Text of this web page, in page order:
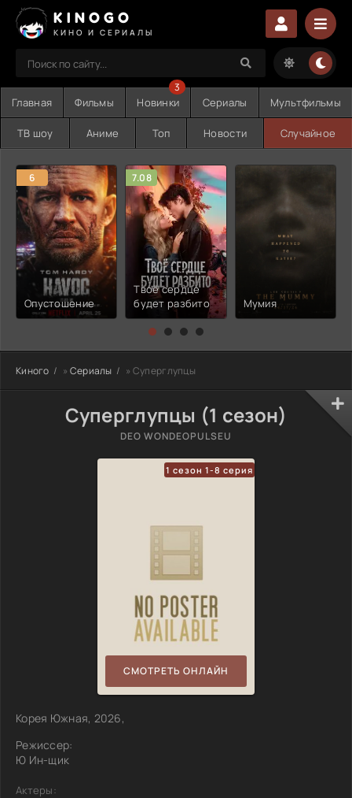
KINOGO
КИНО И СЕРИАЛЫ
Главная Фильмы Новинки
3
Сериалы Мультфильмы
ТВ шоу Аниме Топ Новости Случайное
6
Опустошение
7.08
Твоё сердце
будет разбито
Мумия
Киного » Сериалы » Суперглупцы
Суперглупцы (1 сезон)
DEO WONDEOPULSEU
1 сезон 1-8 серия
СМОТРЕТЬ ОНЛАЙН
Корея Южная, 2026,
Режиссер:
Ю Ин-щик
Актеры: